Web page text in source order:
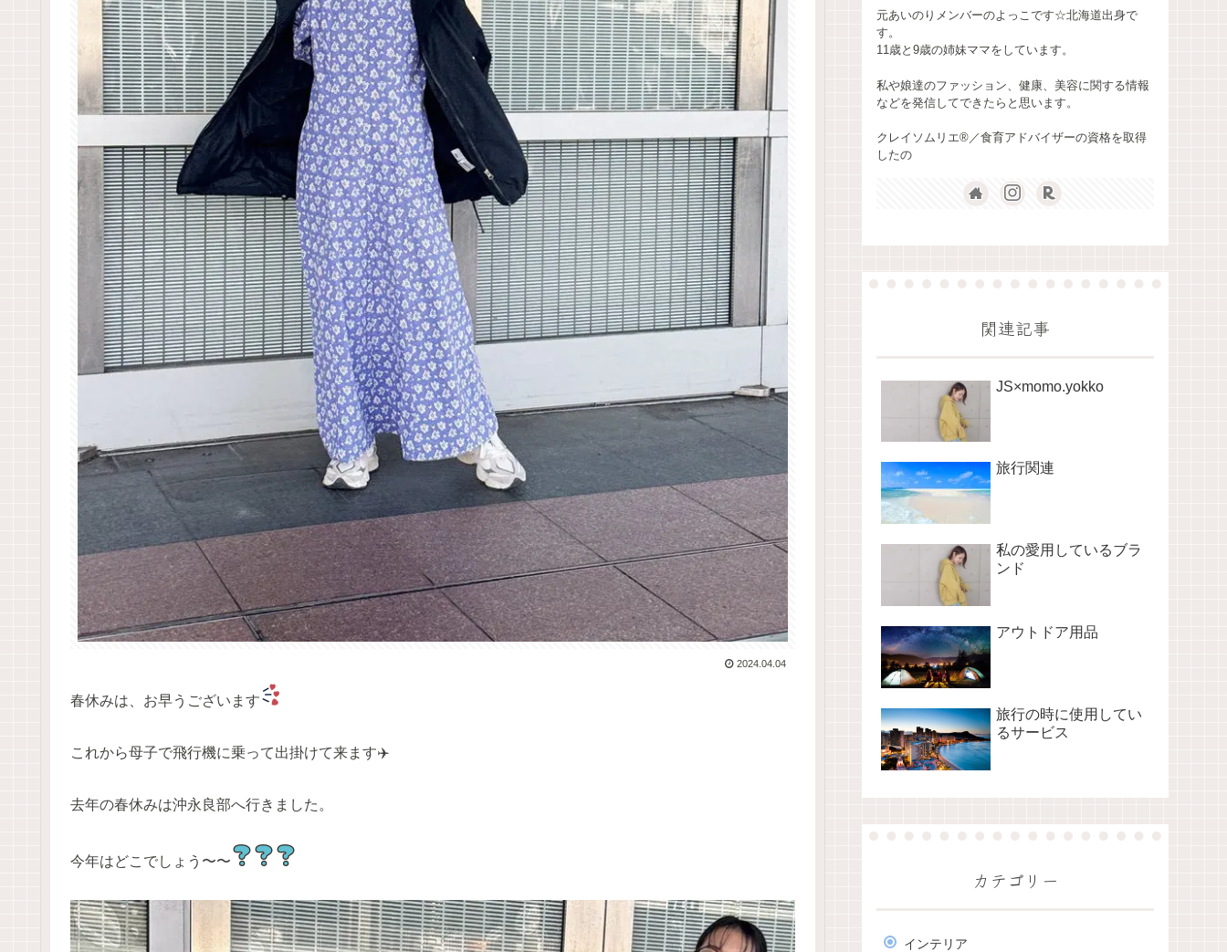
2024.04.04
春休みは、お早うございます
これから母子で飛行機に乗って出掛けて来ます✈️
去年の春休みは沖永良部へ行きました。
今年はどこでしょう〜〜
元あいのりメンバーのよっこです☆北海道出身で
す。
11歳と9歳の姉妹ママをしています。
私や娘達のファッション、健康、美容に関する情報
などを発信してできたらと思います。
クレイソムリエ®️／食育アドバイザーの資格を取得
したの
関連記事
JS×momo.yokko
旅行関連
私の愛用しているブラ
ンド
アウトドア用品
旅行の時に使用してい
るサービス
カテゴリー
インテリア